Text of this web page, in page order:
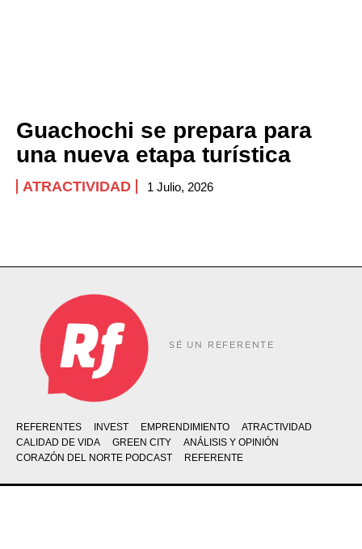
Guachochi se prepara para
una nueva etapa turística
ATRACTIVIDAD 1 Julio, 2026
SÉ UN REFERENTE
REFERENTES INVEST EMPRENDIMIENTO
ATRACTIVIDAD
CALIDAD DE VIDA
GREEN CITY
ANÁLISIS Y OPINIÓN
CORAZÓN DEL NORTE PODCAST
REFERENTE